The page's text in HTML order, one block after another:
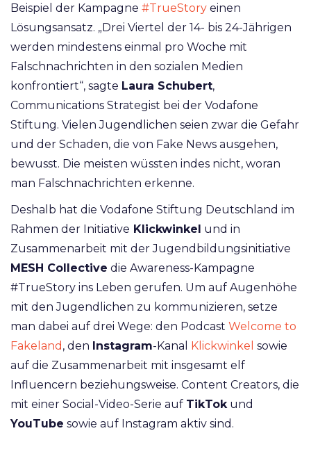
Beispiel der Kampagne #TrueStory einen
Lösungsansatz. „Drei Viertel der 14- bis 24-Jährigen
werden mindestens einmal pro Woche mit
Falschnachrichten in den sozialen Medien
konfrontiert“, sagte Laura Schubert,
Communications Strategist bei der Vodafone
Stiftung. Vielen Jugendlichen seien zwar die Gefahr
und der Schaden, die von Fake News ausgehen,
bewusst. Die meisten wüssten indes nicht, woran
man Falschnachrichten erkenne.
Deshalb hat die Vodafone Stiftung Deutschland im
Rahmen der Initiative Klickwinkel und in
Zusammenarbeit mit der Jugendbildungsinitiative
MESH Collective die Awareness-Kampagne
#TrueStory ins Leben gerufen. Um auf Augenhöhe
mit den Jugendlichen zu kommunizieren, setze
man dabei auf drei Wege: den Podcast Welcome to
Fakeland , den Instagram-Kanal Klickwinkel sowie
auf die Zusammenarbeit mit insgesamt elf
Influencern beziehungsweise. Content Creators, die
mit einer Social-Video-Serie auf TikTokund
YouTube sowie auf Instagram aktiv sind.